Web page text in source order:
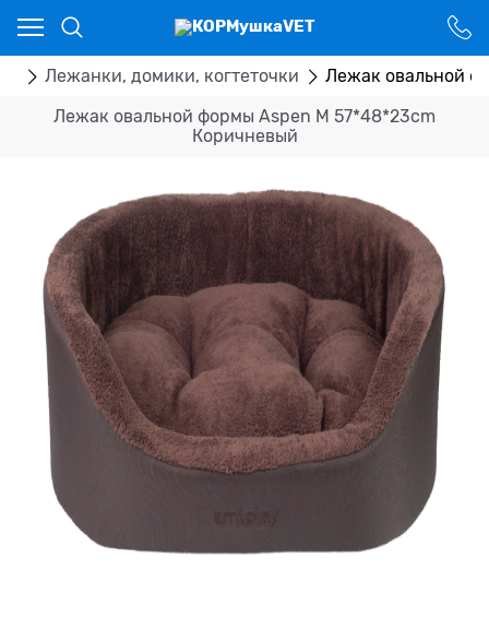
Лежанки, домики, когтеточки Лежак овальной
Лежак овальной формы Aspen М 57*48*23cm
Коричневый
Ваш город - Костанай,
угадали?